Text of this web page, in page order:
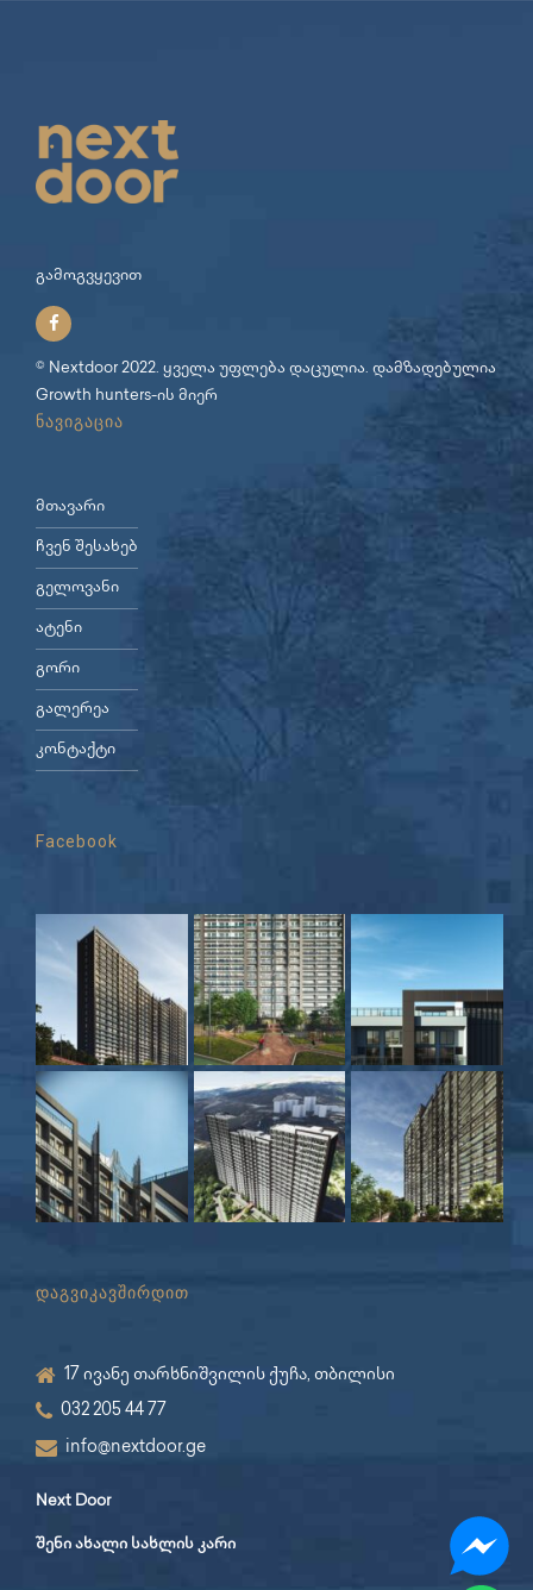
გამოგვყევით
© Nextdoor 2022. ყველა უფლება დაცულია. დამზადებულია
Growth hunters-ის მიერ
ნავიგაცია
მთავარი
ჩვენ შესახებ
გელოვანი
ატენი
გორი
გალერეა
კონტაქტი
Facebook
დაგვიკავშირდით
17 ივანე თარხნიშვილის ქუჩა, თბილისი
032 205 44 77
info@nextdoor.ge
Next Door
შენი ახალი სახლის კარი